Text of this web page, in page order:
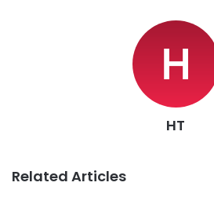
HT
Related Articles